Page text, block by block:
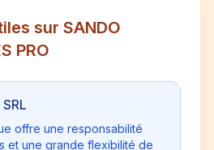
sur SANDO
PRO
offre une responsabilité
et une grande flexibilité de